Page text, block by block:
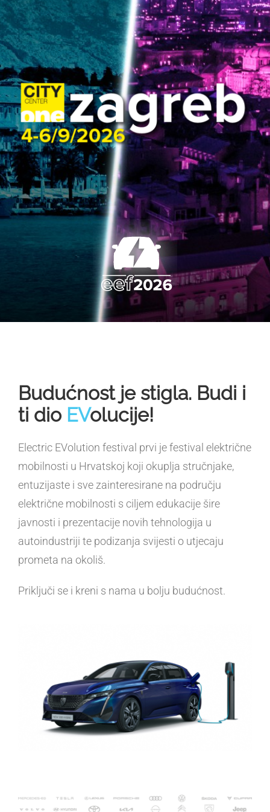
Budućnost je stigla. Budi i
ti dio EVolucije!
Electric EVolution festival prvi je festival električne
mobilnosti u Hrvatskoj koji okuplja stručnjake,
entuzijaste i sve zainteresirane na području
električne mobilnosti s ciljem edukacije šire
javnosti i prezentacije novih tehnologija u
autoindustriji te podizanja svijesti o utjecaju
prometa na okoliš.
Priključi se i kreni s nama u bolju budućnost.